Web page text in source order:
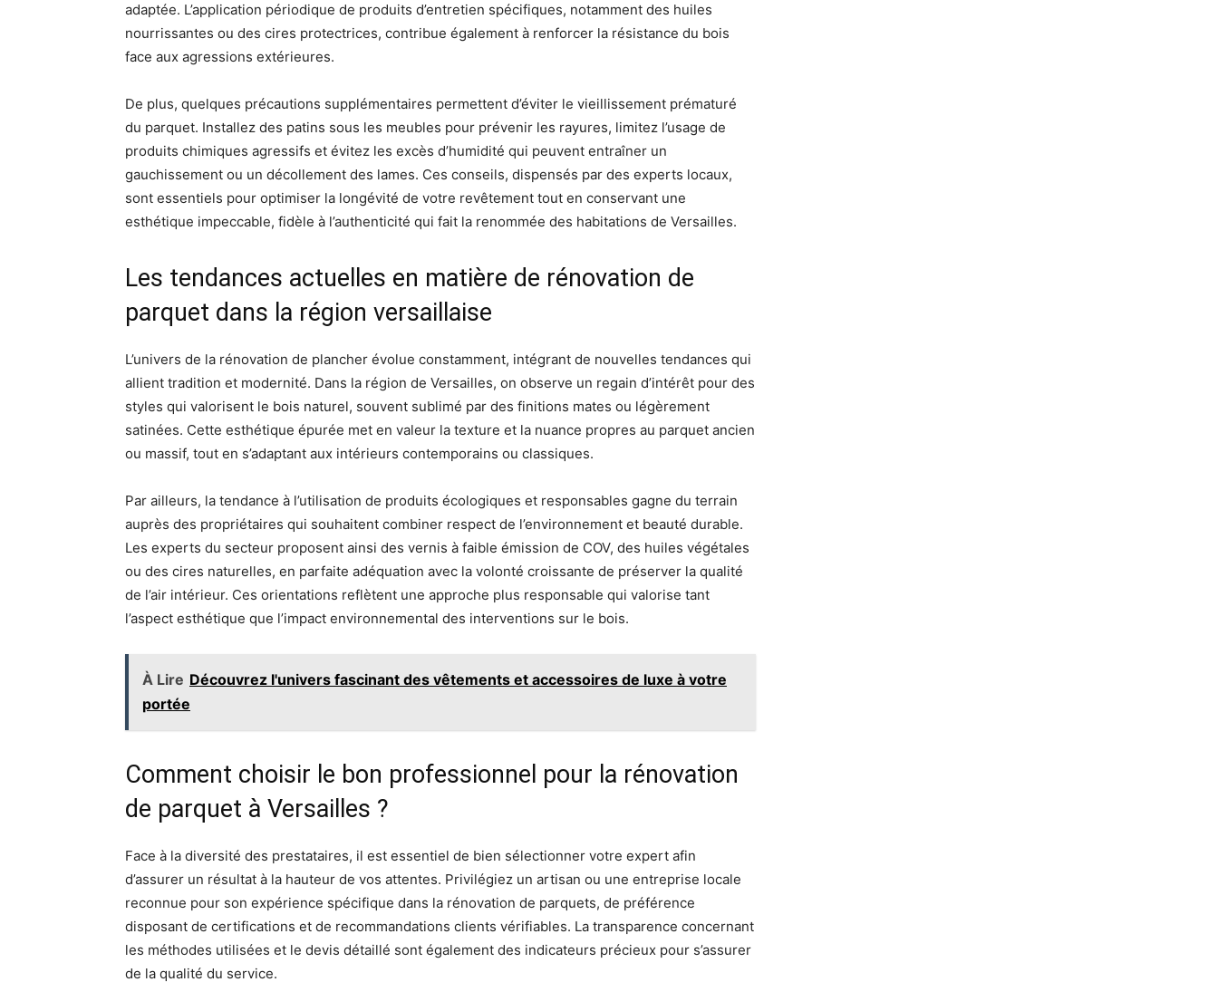
adaptée. L’application périodique de produits d’entretien spécifiques, notamment des huiles
nourrissantes ou des cires protectrices, contribue également à renforcer la résistance du bois
face aux agressions extérieures.
De plus, quelques précautions supplémentaires permettent d’éviter le vieillissement prématuré
du parquet. Installez des patins sous les meubles pour prévenir les rayures, limitez l’usage de
produits chimiques agressifs et évitez les excès d’humidité qui peuvent entraîner un
gauchissement ou un décollement des lames. Ces conseils, dispensés par des experts locaux,
sont essentiels pour optimiser la longévité de votre revêtement tout en conservant une
esthétique impeccable, fidèle à l’authenticité qui fait la renommée des habitations de Versailles.
Les tendances actuelles en matière de rénovation de
parquet dans la région versaillaise
L’univers de la rénovation de plancher évolue constamment, intégrant de nouvelles tendances qui
allient tradition et modernité. Dans la région de Versailles, on observe un regain d’intérêt pour des
styles qui valorisent le bois naturel, souvent sublimé par des finitions mates ou légèrement
satinées. Cette esthétique épurée met en valeur la texture et la nuance propres au parquet ancien
ou massif, tout en s’adaptant aux intérieurs contemporains ou classiques.
Par ailleurs, la tendance à l’utilisation de produits écologiques et responsables gagne du terrain
auprès des propriétaires qui souhaitent combiner respect de l’environnement et beauté durable.
Les experts du secteur proposent ainsi des vernis à faible émission de COV, des huiles végétales
ou des cires naturelles, en parfaite adéquation avec la volonté croissante de préserver la qualité
de l’air intérieur. Ces orientations reflètent une approche plus responsable qui valorise tant
l’aspect esthétique que l’impact environnemental des interventions sur le bois.
À Lire Découvrez l'univers fascinant des vêtements et accessoires de luxe à votre
portée
Comment choisir le bon professionnel pour la rénovation
de parquet à Versailles ?
Face à la diversité des prestataires, il est essentiel de bien sélectionner votre expert afin
d’assurer un résultat à la hauteur de vos attentes. Privilégiez un artisan ou une entreprise locale
reconnue pour son expérience spécifique dans la rénovation de parquets, de préférence
disposant de certifications et de recommandations clients vérifiables. La transparence concernant
les méthodes utilisées et le devis détaillé sont également des indicateurs précieux pour s’assurer
de la qualité du service.